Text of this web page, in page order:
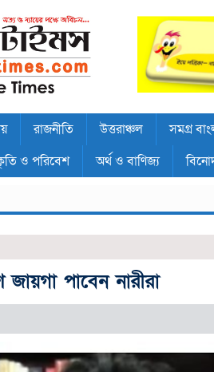
রাজনীতি উত্তরাঞ্চল সমগ্র
ও পরিবেশ অর্থ ও বাণিজ্য
পাবেন নারীরা